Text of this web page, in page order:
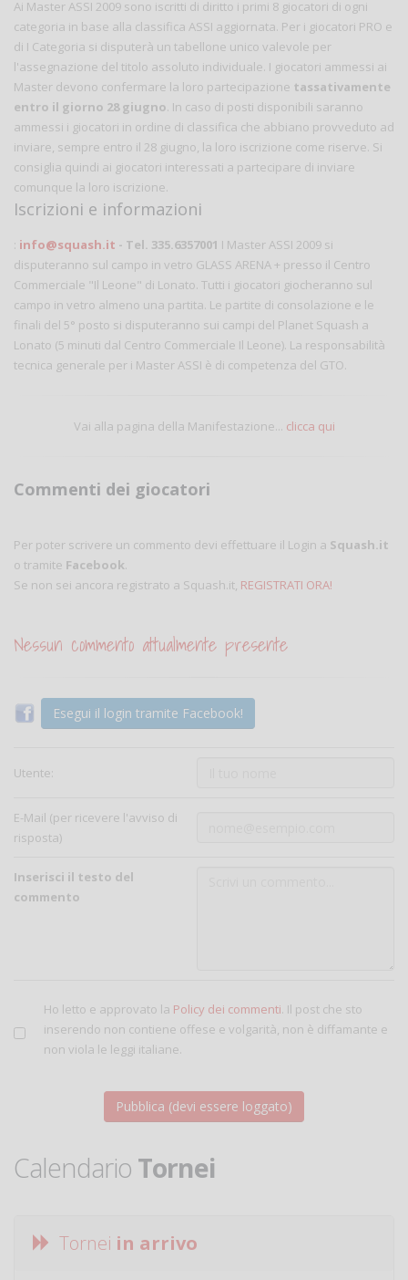
Ai Master ASSI 2009 sono iscritti di diritto i primi 8 giocatori di ogni
categoria in base alla classifica ASSI aggiornata. Per i giocatori PRO e
di I Categoria si disputerà un tabellone unico valevole per
l'assegnazione del titolo assoluto individuale. I giocatori ammessi ai
Master devono confermare la loro partecipazione tassativamente
entro il giorno 28 giugno. In caso di posti disponibili saranno
ammessi i giocatori in ordine di classifica che abbiano provveduto ad
inviare, sempre entro il 28 giugno, la loro iscrizione come riserve. Si
consiglia quindi ai giocatori interessati a partecipare di inviare
comunque la loro iscrizione.
Iscrizioni e informazioni
: info@squash.it - Tel. 335.6357001 I Master ASSI 2009 si
disputeranno sul campo in vetro GLASS ARENA + presso il Centro
Commerciale "Il Leone" di Lonato. Tutti i giocatori giocheranno sul
campo in vetro almeno una partita. Le partite di consolazione e le
finali del 5° posto si disputeranno sui campi del Planet Squash a
Lonato (5 minuti dal Centro Commerciale Il Leone). La responsabilità
tecnica generale per i Master ASSI è di competenza del GTO.
Vai alla pagina della Manifestazione... clicca qui
Commenti dei giocatori
Per poter scrivere un commento devi effettuare il Login a Squash.it
o tramite Facebook.
Se non sei ancora registrato a Squash.it, REGISTRATI ORA!
Nessun commento attualmente presente
Esegui il login tramite Facebook!
Utente:
E-Mail (per ricevere l'avviso di
risposta)
Inserisci il testo del
commento
Ho letto e approvato la Policy dei commenti. Il post che sto
inserendo non contiene offese e volgarità, non è diffamante e
non viola le leggi italiane.
Calendario Tornei
Tornei in arrivo